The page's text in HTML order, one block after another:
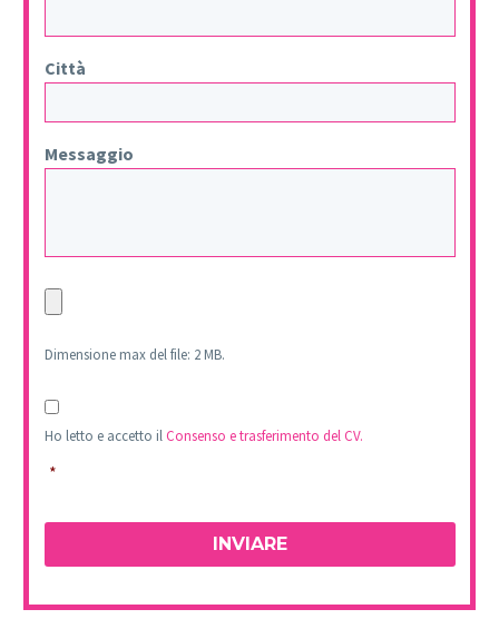
Città
Messaggio
Archivo
Dimensione max del file: 2 MB.
Consenso
Ho letto e accetto ilConsenso e trasferimento del CV.
*